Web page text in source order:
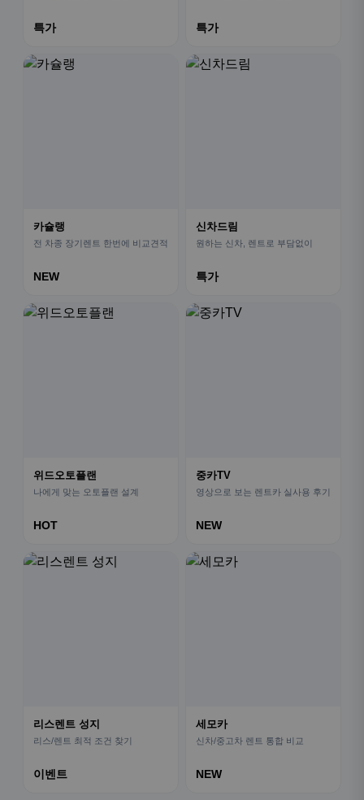
특가 특가
카슐랭
전 차종 장기렌트 한번에 비교견적
NEW
신차드림
원하는 신차, 렌트로 부담없이
특가
위드오토플랜
나에게 맞는 오토플랜 설계
HOT
중카TV
영상으로 보는 렌트카 실사용 후기
NEW
리스렌트 성지
리스/렌트 최적 조건 찾기
이벤트
세모카
신차/중고차 렌트 통합 비교
NEW